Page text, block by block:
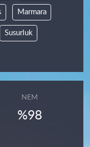
Marmara
Susurluk
NEM
%98